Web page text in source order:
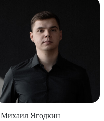
Михаил Ягодкин